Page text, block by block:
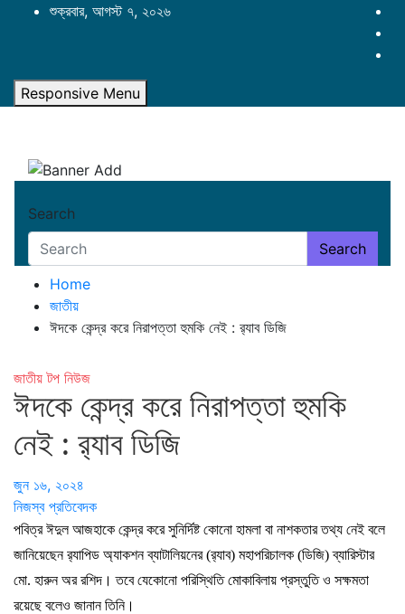
শুক্রবার, আগস্ট ৭, ২০২৬
Responsive Menu
Search
Search
Home
জাতীয়
ঈদকে কেন্দ্র করে নিরাপত্তা হুমকি নেই : র‍্যাব ডিজি
জাতীয় টপ নিউজ
ঈদকে কেন্দ্র করে নিরাপত্তা হুমকি
নেই : র‍্যাব ডিজি
জুন ১৬, ২০২৪
নিজস্ব প্রতিবেদক
পবিত্র ঈদুল আজহাকে কেন্দ্র করে সুনির্দিষ্ট কোনো হামলা বা নাশকতার তথ্য নেই বলে
জানিয়েছেন র‍্যাপিড অ্যাকশন ব্যাটালিয়নের (র‍্যাব) মহাপরিচালক (ডিজি) ব্যারিস্টার
মো. হারুন অর রশিদ। তবে যেকোনো পরিস্থিতি মোকাবিলায় প্রস্তুতি ও সক্ষমতা
রয়েছে বলেও জানান তিনি।